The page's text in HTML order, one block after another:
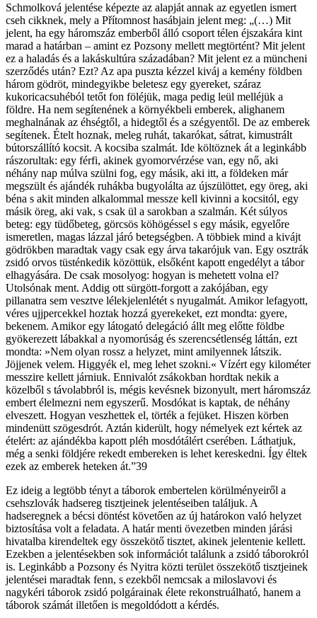
Schmolková jelentése képezte az alapját annak az egyetlen ismert
cseh cikknek, mely a Přítomnost hasábjain jelent meg: „(…) Mit
jelent, ha egy háromszáz emberből álló csoport télen éjszakára kint
marad a határban – amint ez Pozsony mellett megtörtént? Mit jelent
ez a haladás és a lakáskultúra századában? Mit jelent ez a müncheni
szerződés után? Ezt? Az apa puszta kézzel kiváj a kemény földben
három gödröt, mindegyikbe beletesz egy gyereket, száraz
kukoricacsuhéból tetőt fon föléjük, maga pedig leül melléjük a
földre. Ha nem segítenének a környékbeli emberek, alighanem
meghalnának az éhségtől, a hidegtől és a szégyentől. De az emberek
segítenek. Ételt hoznak, meleg ruhát, takarókat, sátrat, kimustrált
bútorszállító kocsit. A kocsiba szalmát. Ide költöznek át a leginkább
rászorultak: egy férfi, akinek gyomorvérzése van, egy nő, aki
néhány nap múlva szülni fog, egy másik, aki itt, a földeken már
megszült és ajándék ruhákba bugyolálta az újszülöttet, egy öreg, aki
béna s akit minden alkalommal messze kell kivinni a kocsitól, egy
másik öreg, aki vak, s csak ül a sarokban a szalmán. Két súlyos
beteg: egy tüdőbeteg, görcsös köhögéssel s egy másik, egyelőre
ismeretlen, magas lázzal járó betegségben. A többiek mind a kivájt
gödrökben maradtak vagy csak egy árva takarójuk van. Egy osztrák
zsidó orvos tüsténkedik közöttük, elsőként kapott engedélyt a tábor
elhagyására. De csak mosolyog: hogyan is mehetett volna el?
Utolsónak ment. Addig ott sürgött-forgott a zakójában, egy
pillanatra sem vesztve lélekjelenlétét s nyugalmát. Amikor lefagyott,
véres ujjpercekkel hoztak hozzá gyerekeket, ezt mondta: gyere,
bekenem. Amikor egy látogató delegáció állt meg előtte földbe
gyökerezett lábakkal a nyomorúság és szerencsétlenség láttán, ezt
mondta: »Nem olyan rossz a helyzet, mint amilyennek látszik.
Jöjjenek velem. Higgyék el, meg lehet szokni.« Vízért egy kilométer
messzire kellett járniuk. Ennivalót zsákokban hordtak nekik a
közelből s távolabbról is, mégis kevésnek bizonyult, mert háromszáz
embert élelmezni nem egyszerű. Mosdókat is kaptak, de néhány
elveszett. Hogyan veszhettek el, törték a fejüket. Hiszen körben
mindenütt szögesdrót. Aztán kiderült, hogy némelyek ezt kértek az
ételért: az ajándékba kapott pléh mosdótálért cserében. Láthatjuk,
még a senki földjére rekedt embereken is lehet kereskedni. Így éltek
ezek az emberek heteken át.”39
Ez ideig a legtöbb tényt a táborok embertelen körülményeiről a
csehszlovák hadsereg tisztjeinek jelentéseiben találjuk. A
hadseregnek a bécsi döntést követően az új határokon való helyzet
biztosítása volt a feladata. A határ menti övezetben minden járási
hivatalba kirendeltek egy összekötő tisztet, akinek jelentenie kellett.
Ezekben a jelentésekben sok információt találunk a zsidó táborokról
is. Leginkább a Pozsony és Nyitra közti terület összekötő tisztjeinek
jelentései maradtak fenn, s ezekből nemcsak a miloslavovi és
nagykéri táborok zsidó polgárainak élete rekonstruálható, hanem a
táborok számát illetően is megoldódott a kérdés.